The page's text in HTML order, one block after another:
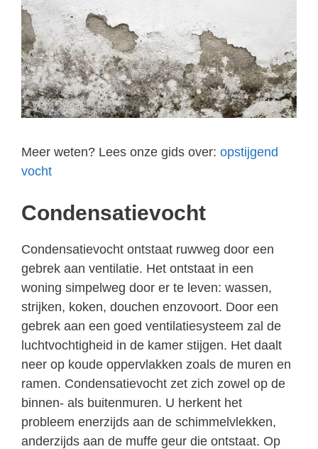
Meer weten? Lees onze gids over: opstijgend
vocht
Condensatievocht
Condensatievocht ontstaat ruwweg door een
gebrek aan ventilatie. Het ontstaat in een
woning simpelweg door er te leven: wassen,
strijken, koken, douchen enzovoort. Door een
gebrek aan een goed ventilatiesysteem zal de
luchtvochtigheid in de kamer stijgen. Het daalt
neer op koude oppervlakken zoals de muren en
ramen. Condensatievocht zet zich zowel op de
binnen- als buitenmuren. U herkent het
probleem enerzijds aan de schimmelvlekken,
anderzijds aan de muffe geur die ontstaat. Op